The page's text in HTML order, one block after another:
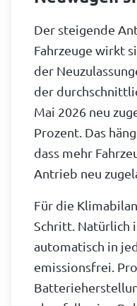
Der steigende
Fahrzeuge wirkt
der
der
Mai 2026 neu
Prozent. Das
dass mehr
Antrieb neu
Für die
Schritt. Natürlich
automatisch in
emissionsfrei.